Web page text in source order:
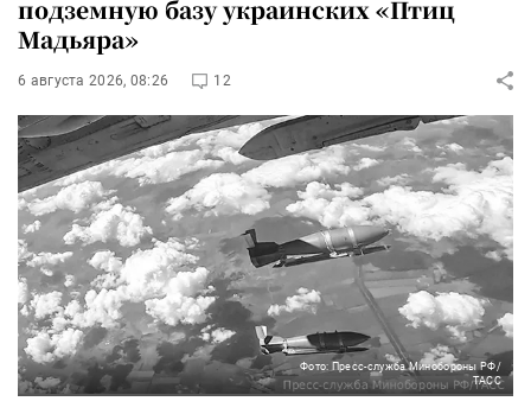
подземную базу украинских «Птиц
Мадьяра»
6 августа 2026, 08:26 12
Фото: Пресс-служба Минобороны РФ/
ТАСС